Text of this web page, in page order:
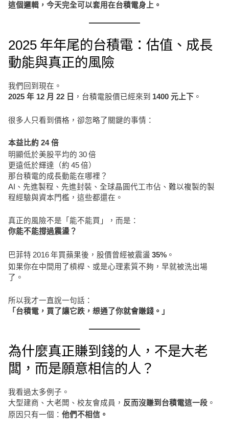
這個邏輯，今天完全可以套用在台積電身上。
2025 年年尾的台積電：估值、成長
動能與真正的風險
我們回到現在。
2025 年 12 月 22 日 ，台積電股價已經來到 1400 元上下。
很多人只看到價格，卻忽略了關鍵的事情：
本益比約 24 倍
明顯低於美股平均的 30 倍
更遠低於輝達（約 45 倍）
那台積電的成長動能在哪裡？
AI、先進製程、先進封裝、全球晶圓代工市佔、難以複製的製
程經驗與資本門檻，這些都還在。
真正的風險不是「能不能買」，而是：
你能不能撐過震盪？
巴菲特 2016 年買蘋果後，股價曾經被震盪 35%。
如果你在中間用了槓桿、或是心理素質不夠，早就被洗出場
了。
所以我才一直說一句話：
「台積電，買了讓它跌，想通了你就會賺錢。」
為什麼真正賺到錢的人，不是大老
闆，而是願意相信的人？
我看過太多例子。
大型建商、大老闆、校友會成員， 反而沒賺到台積電這一段。
原因只有一個： 他們不相信。